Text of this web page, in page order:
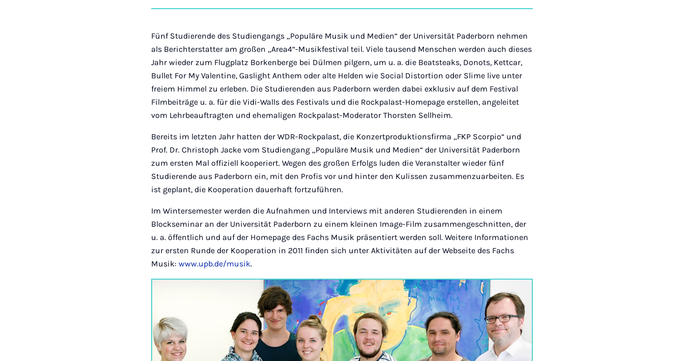
on
auf auf auf überkopieren
Fünf Studierende des Studiengangs „Populäre Musik und Medien“ der Universität Paderborn nehmen
als Berichterstatter am großen „Area4“-Musikfestival teil. Viele tausend Menschen werden auch dieses
Jahr wieder zum Flugplatz Borkenberge bei Dülmen pilgern, um u. a. die Beatsteaks, Donots, Kettcar,
Bullet For My Valentine, Gaslight Anthem oder alte Helden wie Social Distortion oder Slime live unter
freiem Himmel zu erleben. Die Studierenden aus Paderborn werden dabei exklusiv auf dem Festival
Filmbeiträge u. a. für die Vidi-Walls des Festivals und die Rockpalast-Homepage erstellen, angeleitet
vom Lehrbeauftragten und ehemaligen Rockpalast-Moderator Thorsten Sellheim.
Bereits im letzten Jahr hatten der WDR-Rockpalast, die Konzertproduktionsfirma „FKP Scorpio“ und
Prof. Dr. Christoph Jacke vom Studiengang „Populäre Musik und Medien“ der Universität Paderborn
zum ersten Mal offiziell kooperiert. Wegen des großen Erfolgs luden die Veranstalter wieder fünf
Studierende aus Paderborn ein, mit den Profis vor und hinter den Kulissen zusammenzuarbeiten. Es
ist geplant, die Kooperation dauerhaft fortzuführen.
Im Wintersemester werden die Aufnahmen und Interviews mit anderen Studierenden in einem
Blockseminar an der Universität Paderborn zu einem kleinen Image-Film zusammengeschnitten, der
u. a. öffentlich und auf der Homepage des Fachs Musik präsentiert werden soll. Weitere Informationen
zur ersten Runde der Kooperation in 2011 finden sich unter Aktivitäten auf der Webseite des Fachs
Musik:www.upb.de/musik.